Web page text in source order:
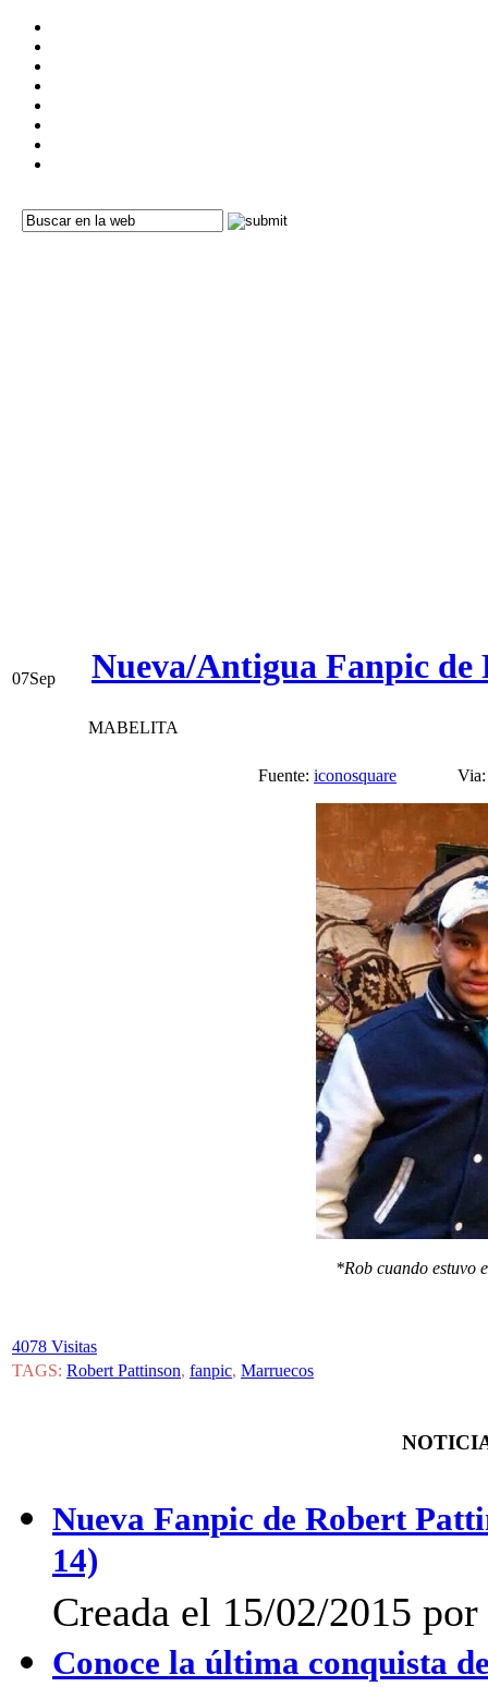
07Sep Nueva/Antigua Fanpic
MABELITA
Fuente: iconosquare
*Rob cuando estuvo
4078 Visitas
TAGS: Robert Pattinson, fanpic, Marruecos
Nueva Fanpic de Robert
14)
Creada el 15/02/2015
Conoce la última conquista